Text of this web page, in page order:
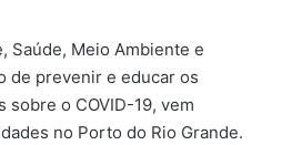
Saúde, Meio Ambiente e
de prevenir e educar os
o COVID-19, vem
no Porto do Rio Grande.